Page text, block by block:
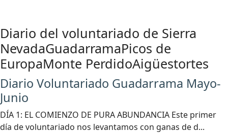
Diario del voluntariado de Sierra
NevadaGuadarramaPicos de
EuropaMonte PerdidoAigüestortes
Diario Voluntariado Guadarrama Mayo-
Junio
DÍA 1: EL COMIENZO DE PURA ABUNDANCIA Este primer
día de voluntariado nos levantamos con ganas de d...